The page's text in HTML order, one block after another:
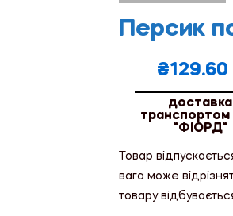
Персик
₴129.60
доставка
"ФІОРД"
Товар
вага може
товару